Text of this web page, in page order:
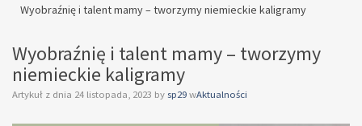
niemieckieWyobraźnię i talent mamy – tworzymy niemieckie kaligramy
Wyobraźnię i talent mamy – tworzymy
niemieckie kaligramy
Artykuł z dnia 24 listopada, 2023 by sp29 wAktualności